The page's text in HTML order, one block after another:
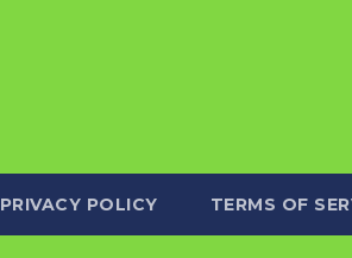
PRIVACY POLICY TERMS OF